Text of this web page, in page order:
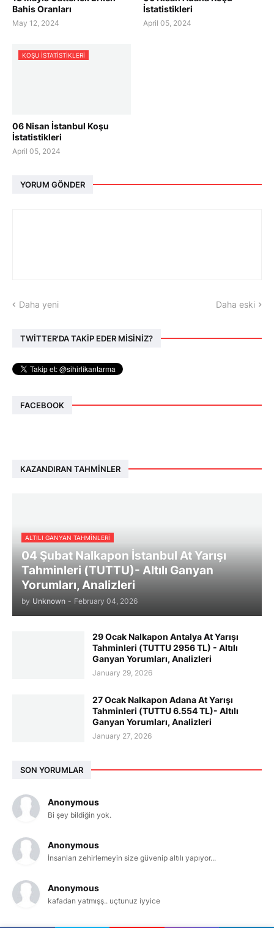
Bahis Oranları
May 12, 2024
İstatistikleri
April 05, 2024
KOŞU ISTATISTIKLERI
06 Nisan İstanbul Koşu
İstatistikleri
April 05, 2024
YORUM GÖNDER
Daha yeni Daha eski
TWİTTER'DA TAKİP EDER MİSİNİZ?
FACEBOOK
KAZANDIRAN TAHMINLER
ALTILI GANYAN TAHMINLERI
04 Şubat Nalkapon İstanbul At Yarışı
Tahminleri (TUTTU)- Altılı Ganyan
Yorumları, Analizleri
by Unknown - February 04, 2026
29 Ocak Nalkapon Antalya At Yarışı
Tahminleri (TUTTU 2956 TL) - Altılı
Ganyan Yorumları, Analizleri
January 29, 2026
27 Ocak Nalkapon Adana At Yarışı
Tahminleri (TUTTU 6.554 TL)- Altılı
Ganyan Yorumları, Analizleri
January 27, 2026
SON YORUMLAR
Anonymous
Bi şey bildiğin yok.
Anonymous
İnsanları zehirlemeyin size güvenip altılı yapıyor...
Anonymous
kafadan yatmışş.. uçtunuz iyyice